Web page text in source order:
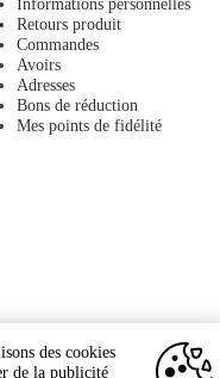
Retours produit
Commandes
Avoirs
Adresses
Bons de réduction
Mes points de fidélité
des cookies
de la publicité